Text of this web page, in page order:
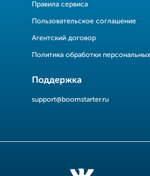
Правила сервиса
Пользовательское соглашение
Агентский договор
Политика обработки
Поддержка
support@boomstarter.ru